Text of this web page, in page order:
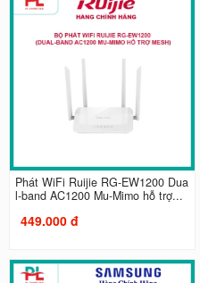
Phát WiFi Ruijie RG-EW1200 Dua
l-band AC1200 Mu-Mimo hỗ trợ...
449.000 đ